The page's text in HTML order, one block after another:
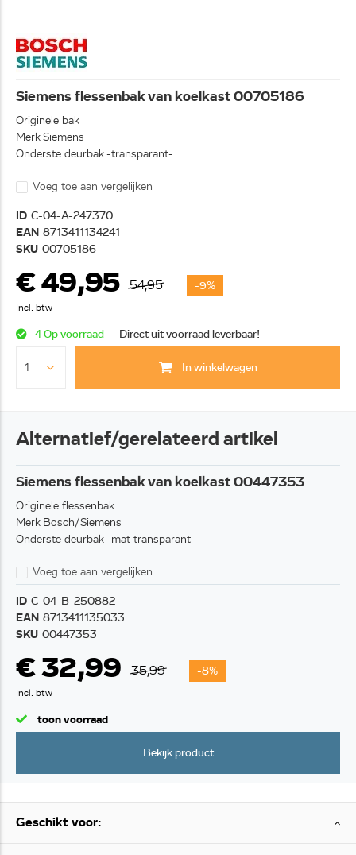
Siemens flessenbak van koelkast 00705186
Originele bak
Merk Siemens
Onderste deurbak -transparant-
Voeg toe aan vergelijken
ID C-04-A-247370
EAN 8713411134241
SKU 00705186
€ 49,95 54,95 -9%
Incl. btw
4 Op voorraad Direct uit voorraad leverbaar!
In winkelwagen
Alternatief/gerelateerd artikel
Siemens flessenbak van koelkast 00447353
Originele flessenbak
Merk Bosch/Siemens
Onderste deurbak -mat transparant-
Voeg toe aan vergelijken
ID C-04-B-250882
EAN 8713411135033
SKU 00447353
€ 32,99 35,99 -8%
Incl. btw
toon voorraad
Bekijk product
Geschikt voor: